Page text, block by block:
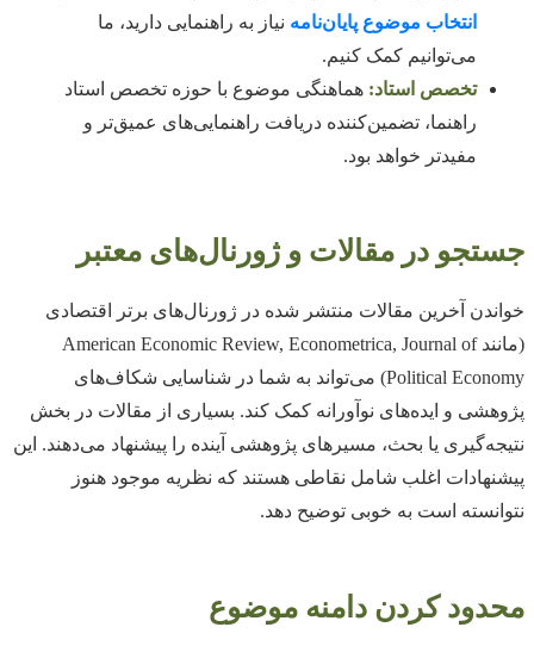
انتخاب موضوع پایان‌نامه نیاز به راهنمایی دارید، ما
می‌توانیم کمک کنیم.
تخصص استاد: هماهنگی موضوع با حوزه تخصص استاد
راهنما، تضمین‌کننده دریافت راهنمایی‌های عمیق‌تر و
مفیدتر خواهد بود.
جستجو در مقالات و ژورنال‌های معتبر
خواندن آخرین مقالات منتشر شده در ژورنال‌های برتر اقتصادی
(مانند American Economic Review, Econometrica, Journal of
Political Economy) می‌تواند به شما در شناسایی شکاف‌های
پژوهشی و ایده‌های نوآورانه کمک کند. بسیاری از مقالات در بخش
نتیجه‌گیری یا بحث، مسیرهای پژوهشی آینده را پیشنهاد می‌دهند. این
پیشنهادات اغلب شامل نقاطی هستند که نظریه موجود هنوز
نتوانسته است به خوبی توضیح دهد.
محدود کردن دامنه موضوع